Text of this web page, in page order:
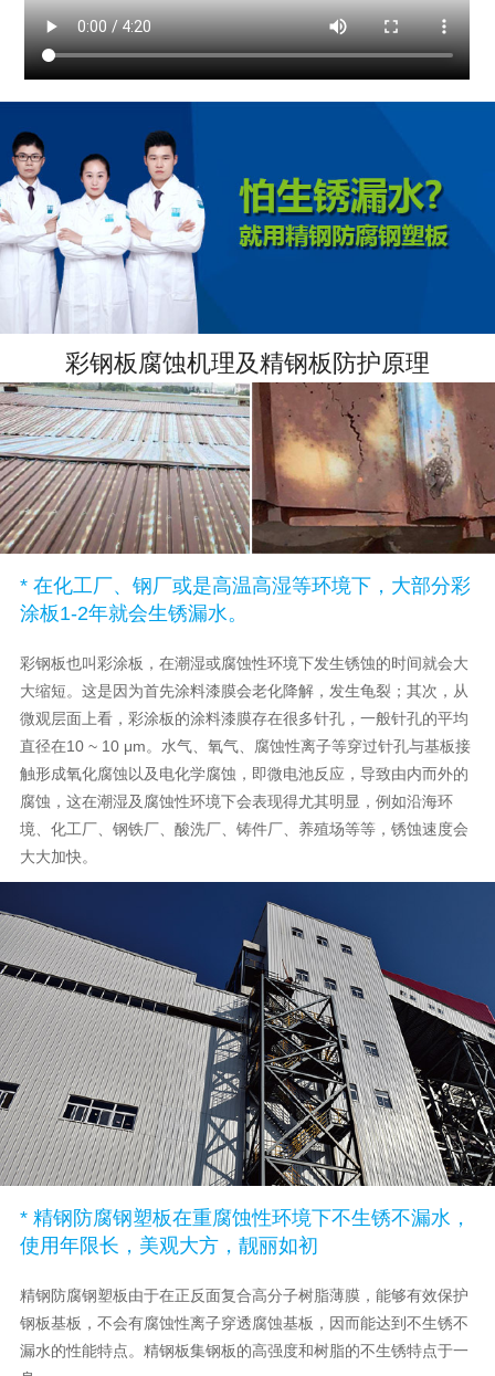
彩钢板腐蚀机理及精钢板防护原理
* 在化工厂、钢厂或是高温高湿等环境下，大部分彩
涂板1-2年就会生锈漏水。
彩钢板也叫彩涂板，在潮湿或腐蚀性环境下发生锈蚀的时间就会大
大缩短。这是因为首先涂料漆膜会老化降解，发生龟裂；其次，从
微观层面上看，彩涂板的涂料漆膜存在很多针孔，一般针孔的平均
直径在10 ~ 10 μm。水气、氧气、腐蚀性离子等穿过针孔与基板接
触形成氧化腐蚀以及电化学腐蚀，即微电池反应，导致由内而外的
腐蚀，这在潮湿及腐蚀性环境下会表现得尤其明显，例如沿海环
境、化工厂、钢铁厂、酸洗厂、铸件厂、养殖场等等，锈蚀速度会
大大加快。
* 精钢防腐钢塑板在重腐蚀性环境下不生锈不漏水，
使用年限长，美观大方，靓丽如初
精钢防腐钢塑板由于在正反面复合高分子树脂薄膜，能够有效保护
钢板基板，不会有腐蚀性离子穿透腐蚀基板，因而能达到不生锈不
漏水的性能特点。精钢板集钢板的高强度和树脂的不生锈特点于一